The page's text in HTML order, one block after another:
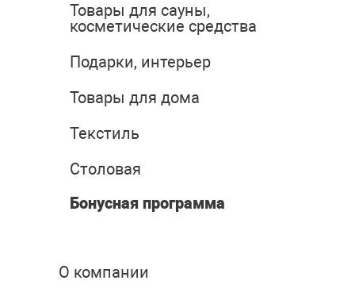
Товары для сауны,
косметические средства
Подарки, интерьер
Товары для дома
Текстиль
Столовая
Бонусная программа
О компании